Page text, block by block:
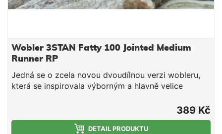
Wobler 3STAN Fatty 100 Jointed Medium
Runner RP
Jedná se o zcela novou dvoudílnou verzi wobleru,
která se inspirovala výborným a hlavně velice
výrazným chodem je účinný na lov candátů, štik a
sumců. Hloubka ponoru: 1,8 - 2,5 m. Nástraha je
osazena dvěma velmi pevnými a kvalitními trojháčky
389 Kč
DETAIL PRODUKTU